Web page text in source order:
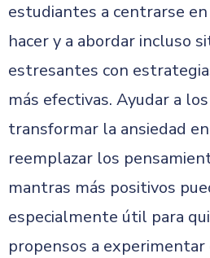
estudiantes a centrarse
hacer y a abordar incluso
estresantes con
más efectivas. Ayudar a
transformar la ansiedad
reemplazar los
mantras más positivos
especialmente útil para
propensos a